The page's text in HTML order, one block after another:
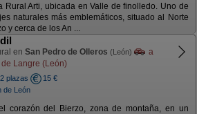
Rural Arti, ubicada en Valle de finolledo. Uno de
naturales más emblemáticos, situado al Norte
y cerca de los An ...
en San Pedro de Olleros (León)
a
de Langre (León)
plazas
15 €
de León
corazón del Bierzo, zona de montaña, en un